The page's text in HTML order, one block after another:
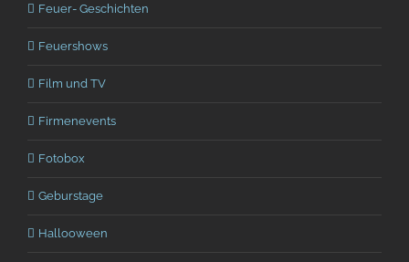
Feuer- Geschichten
Feuershows
Film und TV
Firmenevents
Fotobox
Geburstage
Hallooween